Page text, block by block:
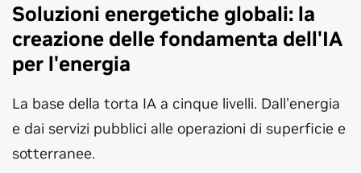
Soluzioni energetiche globali: la
creazione delle fondamenta dell'IA
per l'energia
La base della torta IA a cinque livelli. Dall'energia
e dai servizi pubblici alle operazioni di superficie e
sotterranee.